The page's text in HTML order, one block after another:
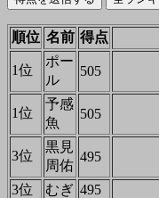
順位 名前 得点
1位
ポー
ル
505
1位
予感
魚
505
3位
黒見
周佑
495
3位 むぎ 495